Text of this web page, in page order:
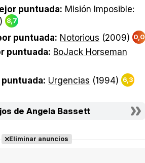
puntuada: Misión Imposible:
8,7
puntuada: Notorious (2009) 0,0
puntuada: BoJack Horseman
Urgencias (1994) 6,3
de Angela Bassett
Eliminar anuncios